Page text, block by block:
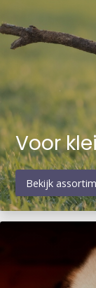
Voor
Bekijk